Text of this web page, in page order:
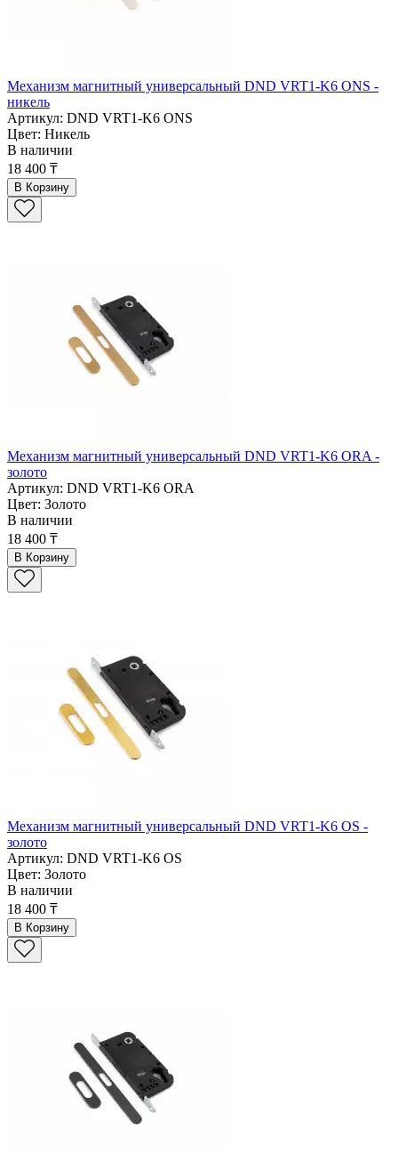
Механизм магнитный универсальный DND VRT1-K6 ONS -
никель
Артикул: DND VRT1-K6 ONS
Цвет: Никель
В наличии
18 400 ₸
В Корзину
Механизм магнитный универсальный DND VRT1-K6 ORA -
золото
Артикул: DND VRT1-K6 ORA
Цвет: Золото
В наличии
18 400 ₸
В Корзину
Механизм магнитный универсальный DND VRT1-K6 OS -
золото
Артикул: DND VRT1-K6 OS
Цвет: Золото
В наличии
18 400 ₸
В Корзину